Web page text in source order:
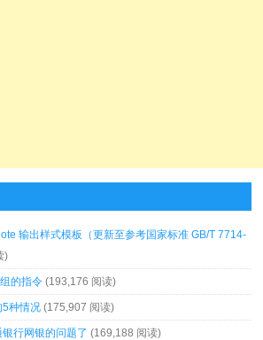
输出样式模板（更新至参考国家标准 GB/T 7714-
)
的指令 (193,176 阅读)
5种情况 (175,907 阅读)
行网银的问题了 (169,188 阅读)